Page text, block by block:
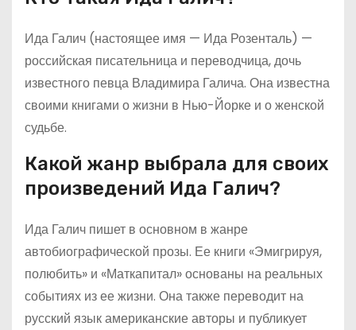
Ида Галич (настоящее имя — Ида Розенталь) —
российская писательница и переводчица, дочь
известного певца Владимира Галича. Она известна
своими книгами о жизни в Нью-Йорке и о женской
судьбе.
Какой жанр выбрала для своих
произведений Ида Галич?
Ида Галич пишет в основном в жанре
автобиографической прозы. Ее книги «Эмигрируя,
полюбить» и «Маткапитал» основаны на реальных
событиях из ее жизни. Она также переводит на
русский язык американские авторы и публикует